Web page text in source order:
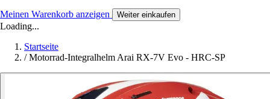
Meinen Warenkorb anzeigen Weiter einkaufen
Loading...
Startseite
/ Motorrad-Integralhelm Arai RX-7V Evo - HRC-SP